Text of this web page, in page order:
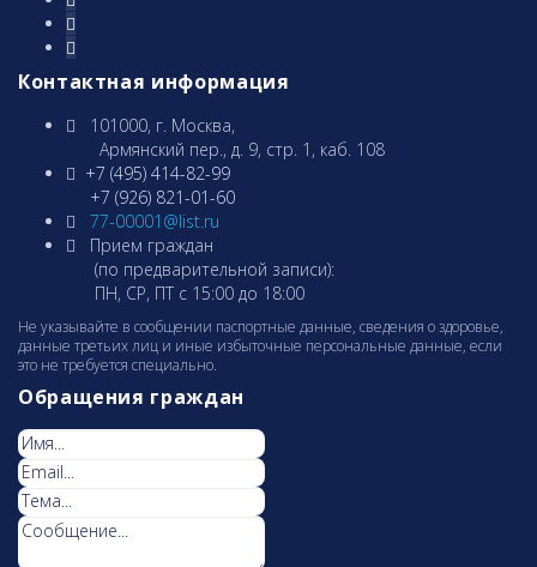
Контактная информация
101000, г. Москва,
Армянcкий пер., д. 9, стр. 1, каб. 108
+7 (495) 414-82-99
+7 (926) 821-01-60
77-00001@list.ru
Прием граждан
(по предварительной записи):
ПН, СР, ПТ с 15:00 до 18:00
Не указывайте в сообщении паспортные данные, сведения о здоровье,
данные третьих лиц и иные избыточные персональные данные, если
это не требуется специально.
Обращения граждан